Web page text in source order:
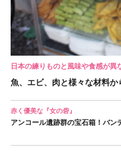
日本の練りものと風味や食感が異
魚、エビ、肉と様々な材料
赤く優美な『女の砦』
アンコール遺跡群の宝石箱！バン